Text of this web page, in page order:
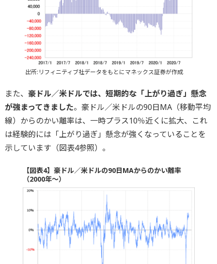
出所:リフィニティブ社データをもとにマネックス証券が作成
また、 豪ドル／米ドルでは、短期的な「上がり過ぎ」懸念
が強まってきました。豪ドル／米ドルの90日MA（移動平均
線）からのかい離率は、一時プラス10％近くに拡大、これ
は経験的には「上がり過ぎ」懸念が強くなっていることを
示しています（図表4参照）。
【図表4】豪ドル／米ドルの90日MAからのかい離率
（2000年～）